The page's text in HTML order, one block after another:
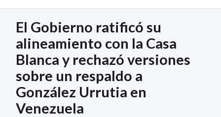
El Gobierno ratificó su
alineamiento con la Casa
Blanca y rechazó versiones
sobre un respaldo a
González Urrutia en
Venezuela